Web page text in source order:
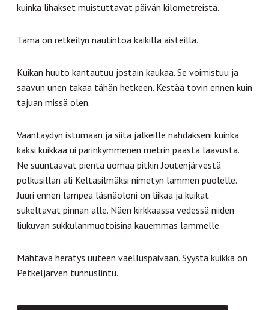
kuinka lihakset muistuttavat päivän kilometreistä.
Tämä on retkeilyn nautintoa kaikilla aisteilla.
Kuikan huuto kantautuu jostain kaukaa. Se voimistuu ja
saavun unen takaa tähän hetkeen. Kestää tovin ennen kuin
tajuan missä olen.
Vääntäydyn istumaan ja siitä jalkeille nähdäkseni kuinka
kaksi kuikkaa ui parinkymmenen metrin päästä laavusta.
Ne suuntaavat pientä uomaa pitkin Joutenjärvestä
polkusillan ali Keltasilmäksi nimetyn lammen puolelle.
Juuri ennen lampea läsnäoloni on liikaa ja kuikat
sukeltavat pinnan alle. Näen kirkkaassa vedessä niiden
liukuvan sukkulanmuotoisina kauemmas lammelle.
Mahtava herätys uuteen vaelluspäivään. Syystä kuikka on
Petkeljärven tunnuslintu.